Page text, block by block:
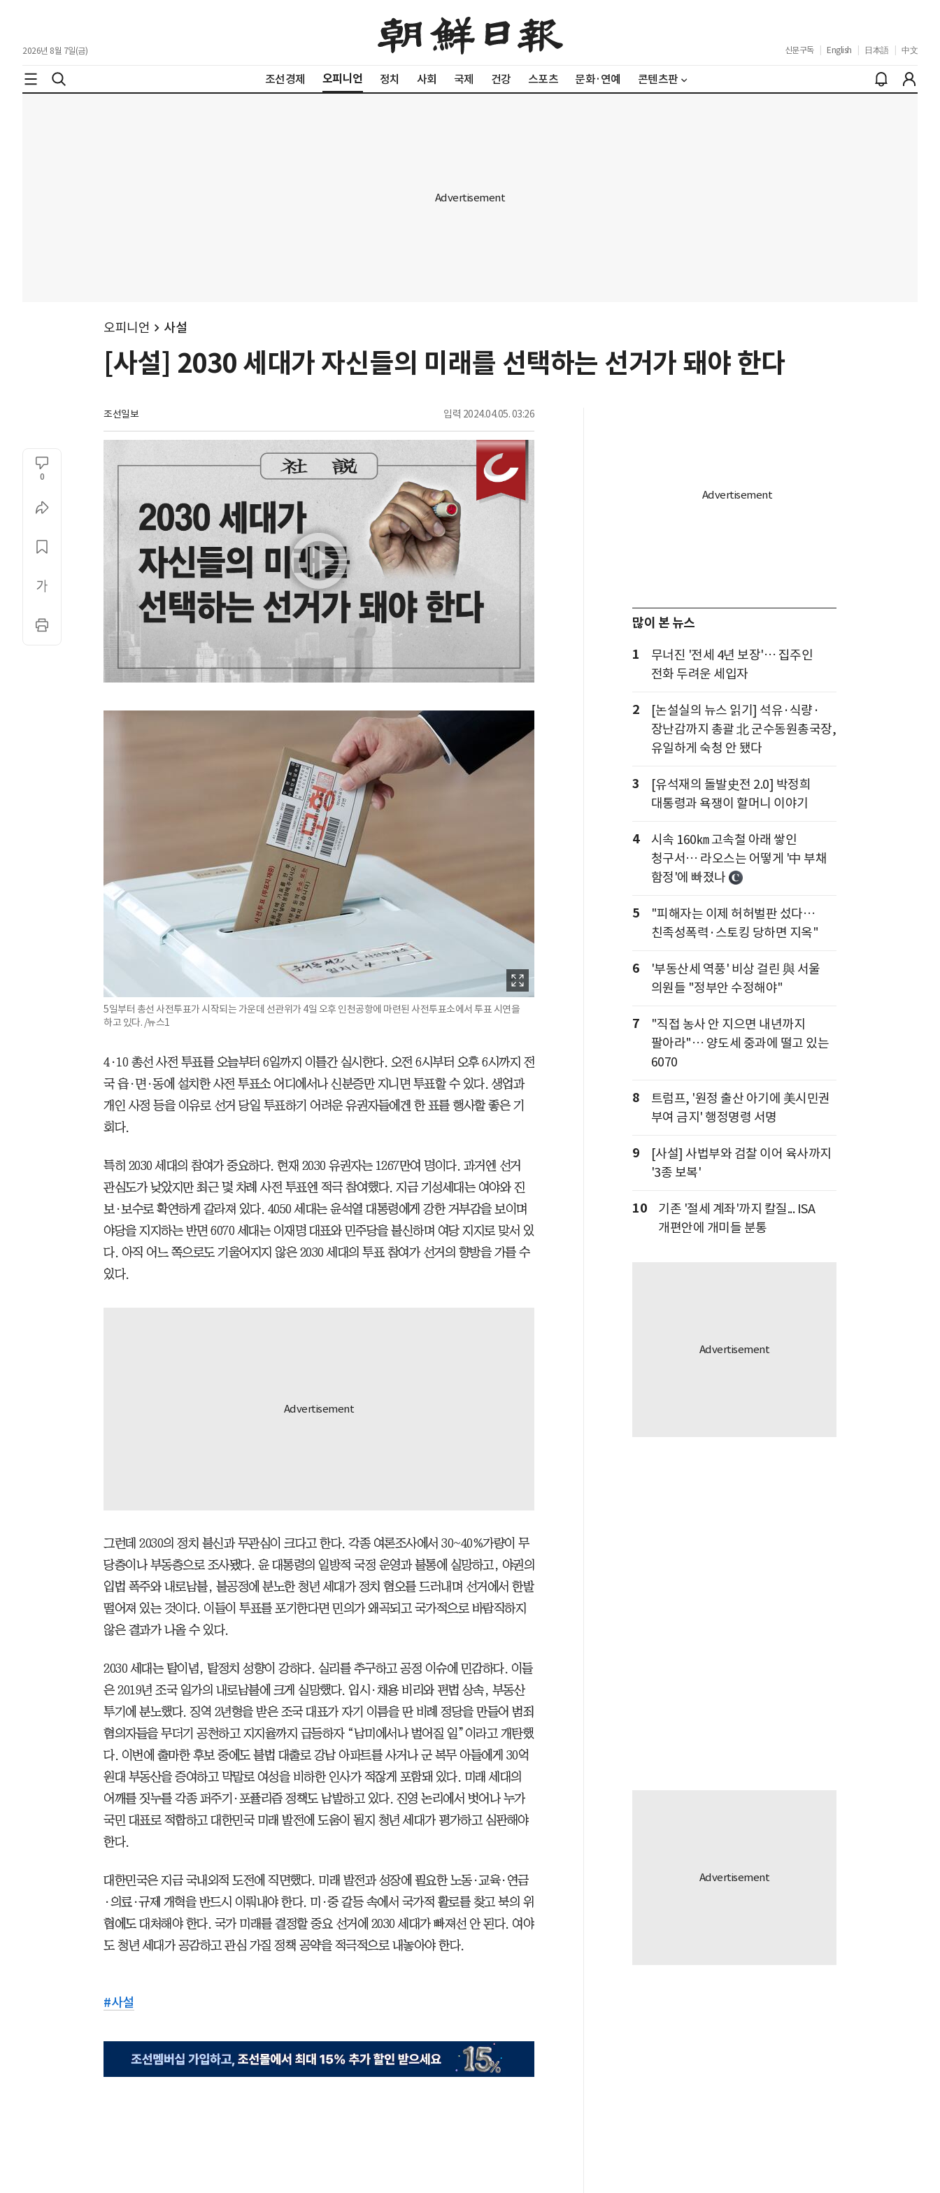
2026년 8월 7일(금) 신문구독 English 日本語 中文
조선경제 오피니언 정치 사회 국제 건강 스포츠 문화·연예 콘텐츠판
오피니언 사설
[사설] 2030 세대가 자신들의 미래를 선택하는 선거가 돼야 한다
조선일보 입력 2024.04.05. 03:26
0
5일부터 총선 사전투표가 시작되는 가운데 선관위가 4일 오후 인천공항에 마련된 사전투표소에서 투표 시연을
하고 있다. /뉴스1
4·10 총선 사전 투표를 오늘부터 6일까지 이틀간 실시한다. 오전 6시부터 오후 6시까지 전
국 읍·면·동에 설치한 사전 투표소 어디에서나 신분증만 지니면 투표할 수 있다. 생업과
개인 사정 등을 이유로 선거 당일 투표하기 어려운 유권자들에겐 한 표를 행사할 좋은 기
회다.
특히 2030 세대의 참여가 중요하다. 현재 2030 유권자는 1267만여 명이다. 과거엔 선거
관심도가 낮았지만 최근 몇 차례 사전 투표엔 적극 참여했다. 지금 기성세대는 여야와 진
보·보수로 확연하게 갈라져 있다. 4050 세대는 윤석열 대통령에게 강한 거부감을 보이며
야당을 지지하는 반면 6070 세대는 이재명 대표와 민주당을 불신하며 여당 지지로 맞서 있
다. 아직 어느 쪽으로도 기울어지지 않은 2030 세대의 투표 참여가 선거의 향방을 가를 수
있다.
그런데 2030의 정치 불신과 무관심이 크다고 한다. 각종 여론조사에서 30~40%가량이 무
당층이나 부동층으로 조사됐다. 윤 대통령의 일방적 국정 운영과 불통에 실망하고, 야권의
입법 폭주와 내로남불, 불공정에 분노한 청년 세대가 정치 혐오를 드러내며 선거에서 한발
떨어져 있는 것이다. 이들이 투표를 포기한다면 민의가 왜곡되고 국가적으로 바람직하지
않은 결과가 나올 수 있다.
2030 세대는 탈이념, 탈정치 성향이 강하다. 실리를 추구하고 공정 이슈에 민감하다. 이들
은 2019년 조국 일가의 내로남불에 크게 실망했다. 입시·채용 비리와 편법 상속, 부동산
투기에 분노했다. 징역 2년형을 받은 조국 대표가 자기 이름을 딴 비례 정당을 만들어 범죄
혐의자들을 무더기 공천하고 지지율까지 급등하자 “남미에서나 벌어질 일”이라고 개탄했
다. 이번에 출마한 후보 중에도 불법 대출로 강남 아파트를 사거나 군 복무 아들에게 30억
원대 부동산을 증여하고 막말로 여성을 비하한 인사가 적잖게 포함돼 있다. 미래 세대의
어깨를 짓누를 각종 퍼주기·포퓰리즘 정책도 남발하고 있다. 진영 논리에서 벗어나 누가
국민 대표로 적합하고 대한민국 미래 발전에 도움이 될지 청년 세대가 평가하고 심판해야
한다.
대한민국은 지금 국내외적 도전에 직면했다. 미래 발전과 성장에 필요한 노동·교육·연금
·의료·규제 개혁을 반드시 이뤄내야 한다. 미·중 갈등 속에서 국가적 활로를 찾고 북의 위
협에도 대처해야 한다. 국가 미래를 결정할 중요 선거에 2030 세대가 빠져선 안 된다. 여야
도 청년 세대가 공감하고 관심 가질 정책 공약을 적극적으로 내놓아야 한다.
#사설
많이 본 뉴스
1
무너진 '전세 4년 보장'… 집주인
전화 두려운 세입자
2
[논설실의 뉴스 읽기] 석유·식량·
장난감까지 총괄 北 군수동원총국장,
유일하게 숙청 안 됐다
3
[유석재의 돌발史전 2.0] 박정희
대통령과 욕쟁이 할머니 이야기
4
시속 160㎞ 고속철 아래 쌓인
청구서… 라오스는 어떻게 '中 부채
함정'에 빠졌나
5
"피해자는 이제 허허벌판 섰다…
친족성폭력·스토킹 당하면 지옥"
6
'부동산세 역풍' 비상 걸린 與 서울
의원들 "정부안 수정해야"
7
"직접 농사 안 지으면 내년까지
팔아라"… 양도세 중과에 떨고 있는
6070
8
트럼프, '원정 출산 아기에 美시민권
부여 금지' 행정명령 서명
9
[사설] 사법부와 검찰 이어 육사까지
'3종 보복'
10
기존 '절세 계좌'까지 칼질... ISA
개편안에 개미들 분통